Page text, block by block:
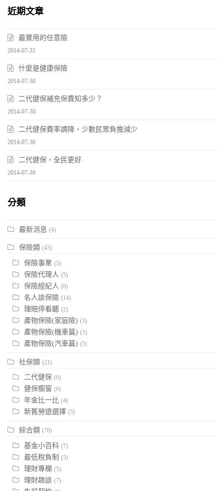
近期文章
最實用的任意險
2014-07-31
什麼是健康保險
2014-07-30
二代健保補充保費知多少？
2014-07-30
二代健保費率調降，少數民眾負擔減少
2014-07-30
二代健保，全民更好
2014-07-30
分類
最新消息 (4)
保險類 (43)
保險事業 (5)
保險代理人 (5)
保險經紀人 (6)
名人談保險 (14)
理賠停看聽 (2)
產物保險(家庭險) (3)
產物保險(機車篇) (3)
產物保險(汽車篇) (5)
社保類 (21)
二代健保 (6)
健保櫥窗 (6)
年金比一比 (4)
新舊勞退選擇 (5)
綜合類 (70)
基金小百科 (7)
最低稅負制 (5)
理財專欄 (5)
理財趣談 (7)